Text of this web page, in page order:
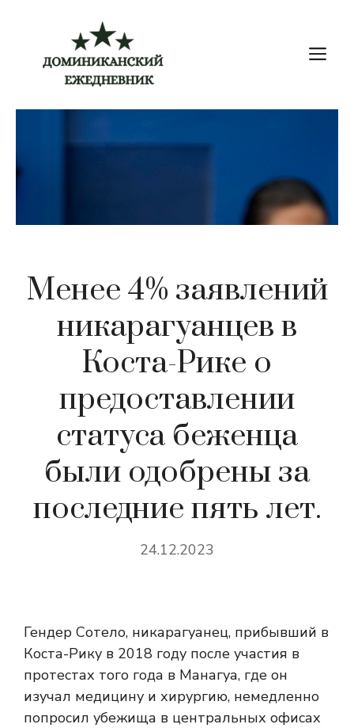
содержимому
Менее 4% заявлений
никарагуанцев в
Коста-Рике о
предоставлении
статуса беженца
были одобрены за
последние пять лет.
24.12.2023
Гендер Сотело, никарагуанец, прибывший в
Коста-Рику в 2018 году после участия в
протестах того года в Манагуа, где он
изучал медицину и хирургию, немедленно
попросил убежища в центральных офисах